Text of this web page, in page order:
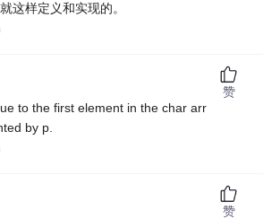
这样定义和实现的。
to the first element in the char arr
by p.
赞
赞